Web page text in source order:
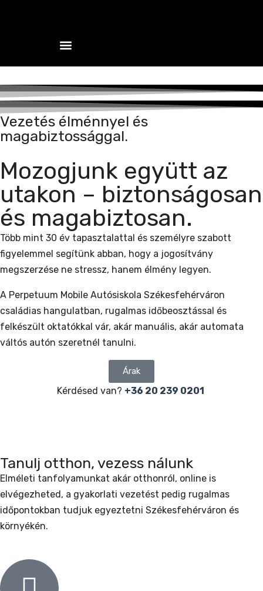
Vezetés élménnyel és
magabiztossággal.
Mozogjunk együtt az
utakon – biztonságosan
és magabiztosan.
Több mint 30 év tapasztalattal és személyre szabott
figyelemmel segítünk abban, hogy a jogosítvány
megszerzése ne stressz, hanem élmény legyen.
A Perpetuum Mobile Autósiskola Székesfehérváron
családias hangulatban, rugalmas időbeosztással és
felkészült oktatókkal vár, akár manuális, akár automata
váltós autón szeretnél tanulni.
Árak
Kérdésed van? +36 20 239 0201
Tanulj otthon, vezess nálunk
Elméleti tanfolyamunkat akár otthonról, online is
elvégezheted, a gyakorlati vezetést pedig rugalmas
időpontokban tudjuk egyeztetni Székesfehérváron és
környékén.